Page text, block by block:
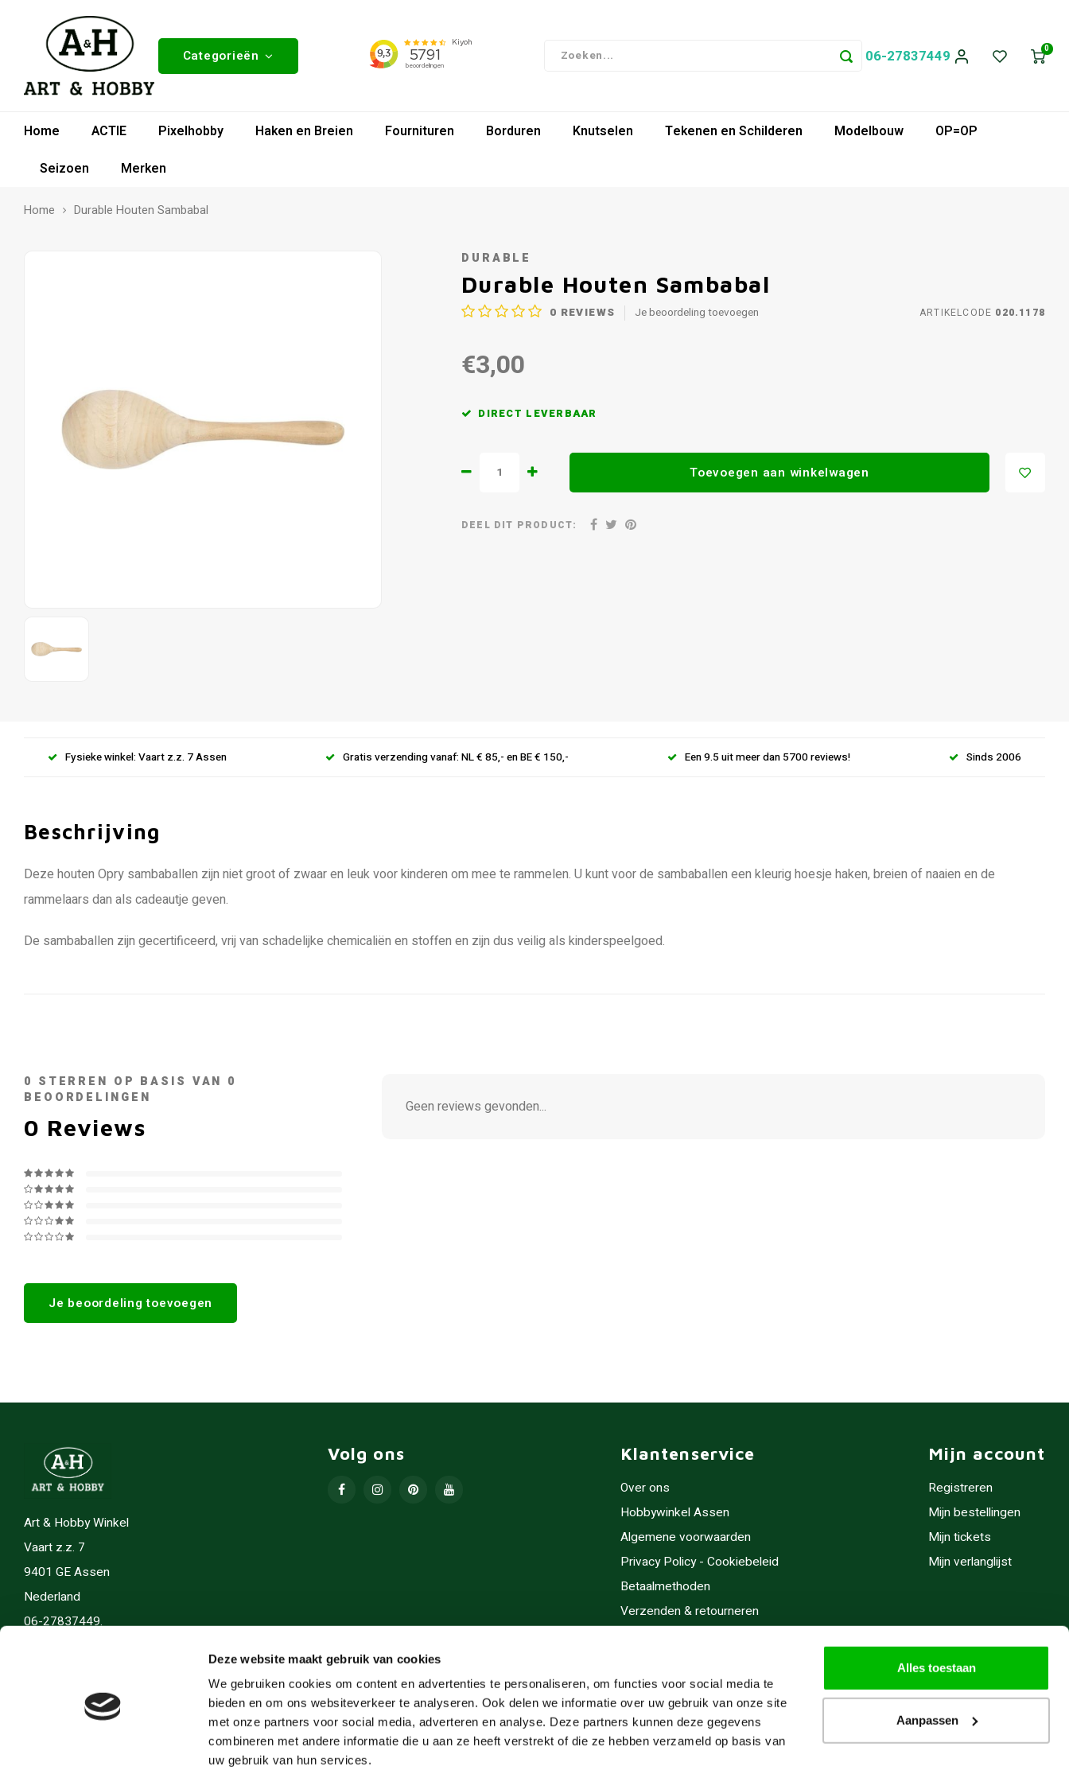
Deze website maakt gebruik van cookies
We gebruiken cookies om content en advertenties te personaliseren, om functies voor social media te
bieden en om ons websiteverkeer te analyseren. Ook delen we informatie over uw gebruik van onze site
met onze partners voor social media, adverteren en analyse. Deze partners kunnen deze gegevens
combineren met andere informatie die u aan ze heeft verstrekt of die ze hebben verzameld op basis van
uw gebruik van hun services.
Alles toestaan
Aanpassen
Categorieën 06-27837449 0
Home ACTIE Pixelhobby Haken en Breien Fournituren Borduren Knutselen Tekenen en Schilderen Modelbouw
OP=OP
Seizoen
Merken
Home Durable Houten Sambabal
DURABLE
Durable Houten Sambabal
0 REVIEWS Je beoordeling toevoegen ARTIKELCODE 020.1178
€3,00
DIRECT LEVERBAAR
Toevoegen aan winkelwagen
DEEL DIT PRODUCT:
Fysieke winkel: Vaart z.z. 7 Assen Gratis verzending vanaf: NL € 85,- en BE € 150,- Een 9.5 uit meer dan 5700 reviews! Sinds 2006
Beschrijving
Deze houten Opry sambaballen zijn niet groot of zwaar en leuk voor kinderen om mee te rammelen. U kunt voor de sambaballen een kleurig hoesje haken, breien of naaien en de
rammelaars dan als cadeautje geven.
De sambaballen zijn gecertificeerd, vrij van schadelijke chemicaliën en stoffen en zijn dus veilig als kinderspeelgoed.
0 STERREN OP BASIS VAN 0
BEOORDELINGEN
0 Reviews
Je beoordeling toevoegen
Geen reviews gevonden...
Art & Hobby Winkel
Vaart z.z. 7
9401 GE Assen
Nederland
06-27837449.
Volg ons Klantenservice
Over ons
Hobbywinkel Assen
Algemene voorwaarden
Privacy Policy - Cookiebeleid
Betaalmethoden
Verzenden & retourneren
Cadeaubonnen
Inlijsten
Servicegebieden
Mijn account
Registreren
Mijn bestellingen
Mijn tickets
Mijn verlanglijst